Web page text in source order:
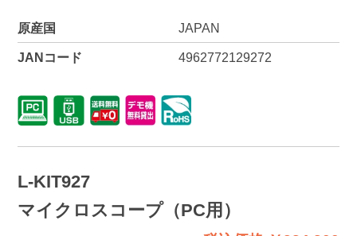
原産国 JAPAN
JANコード 4962772129272
L-KIT927
マイクロスコープ（PC用）